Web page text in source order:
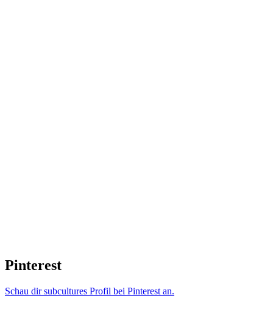
Pinterest
Schau dir subcultures Profil bei Pinterest an.